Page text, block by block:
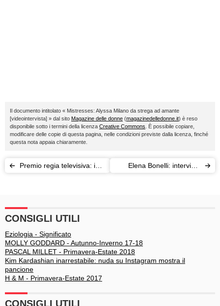
Il documento intitolato « Mistresses: Alyssa Milano da strega ad amante
[videointervista] » dal sito Magazine delle donne (magazinedelledonne.it) è reso
disponibile sotto i termini della licenza Creative Commons . È possibile copiare,
modificare delle copie di questa pagina, nelle condizioni previste dalla licenza, finché
questa nota appaia chiaramente.
Premio regia televisiva: i
Elena Bonelli: intervista
CONSIGLI UTILI
Eziologia - Significato
MOLLY GODDARD - Autunno-Inverno 17-18
PASCAL MILLET - Primavera-Estate 2018
Kim Kardashian inarrestabile: nuda su Instagram mostra il
pancione
H & M - Primavera-Estate 2017
CONSIGLI UTILI